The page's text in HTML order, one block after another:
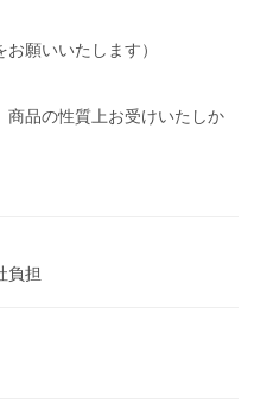
願いいたします）
品の性質上お受けいたしか
負担